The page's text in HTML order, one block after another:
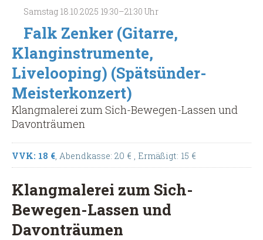
(Panflöte,
Gitarre)
(Spätsünder-
Meisterkonzert)
Samstag 18.10.2025 19:30–21:30 Uhr
Falk Zenker (Gitarre,
Klanginstrumente,
Livelooping) (Spätsünder-
Meisterkonzert)
Klangmalerei zum Sich-Bewegen-Lassen und
Davonträumen
VVK: 18 € , Abendkasse: 20 € , Ermäßigt: 15 €
Klangmalerei zum Sich-
Bewegen-Lassen und
Davonträumen